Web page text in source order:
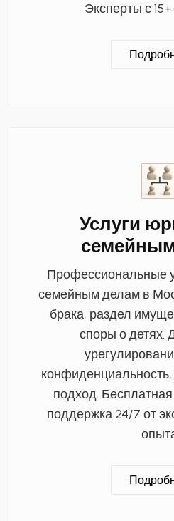
Эксперты с
Услуги
Профессиональные
семейным делам в
брака, раздел
споры о детях.
подход.
поддержка 24/7 от